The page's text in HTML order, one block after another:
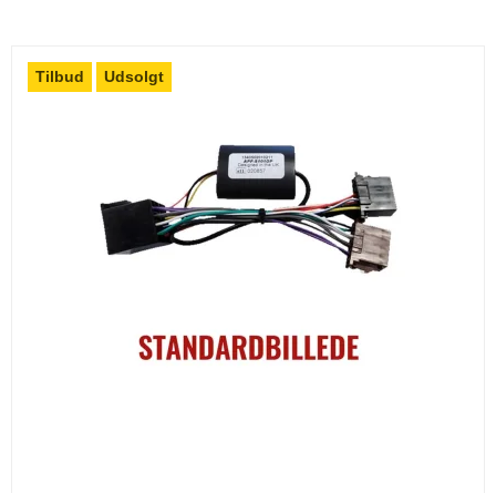
Tilbud Udsolgt